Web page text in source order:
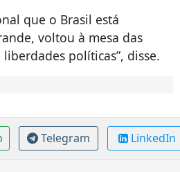
que o Brasil está
voltou à mesa das
políticas”, disse.
Telegram LinkedIn